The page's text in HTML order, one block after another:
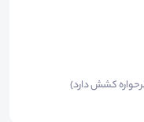
کشش دارد)